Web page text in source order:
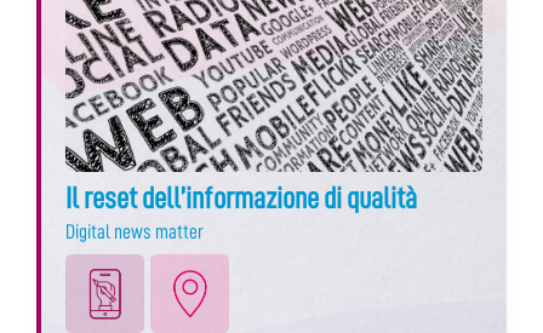
Il reset dell’informazione di qualità
Digital news matter